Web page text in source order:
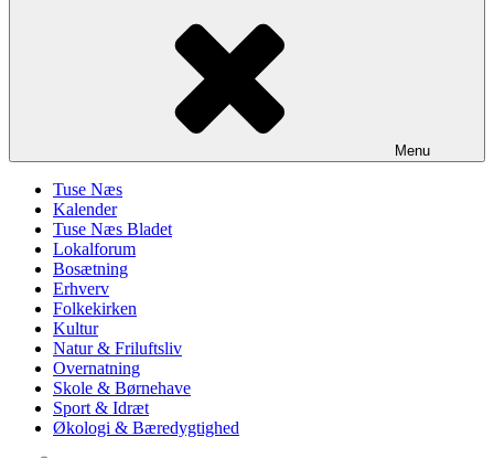
Menu
Tuse Næs
Kalender
Tuse Næs Bladet
Lokalforum
Bosætning
Erhverv
Folkekirken
Kultur
Natur & Friluftsliv
Overnatning
Skole & Børnehave
Sport & Idræt
Økologi & Bæredygtighed